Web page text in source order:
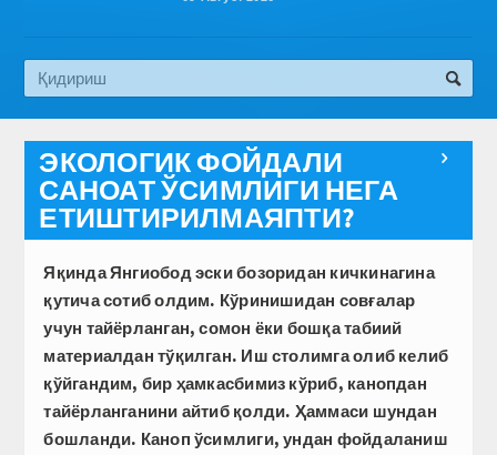
Эко медиа

ЭКОЛОГИК ФОЙДАЛИ
САНОАТ ЎСИМЛИГИ НЕГА
ЕТИШТИРИЛМАЯПТИ?
Яқинда Янгиобод эски бозоридан кичкинагина
қутича сотиб олдим. Кўринишидан совғалар
учун тайёрланган, сомон ёки бошқа табиий
материалдан тўқилган. Иш столимга олиб келиб
қўйгандим, бир ҳамкасбимиз кўриб, канопдан
тайёрланганини айтиб қолди. Ҳаммаси шундан
бошланди. Каноп ўсимлиги, ундан фойдаланиш